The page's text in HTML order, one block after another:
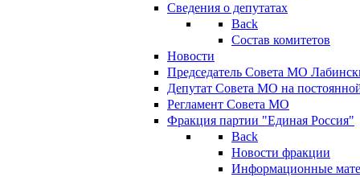
Сведения о депутатах
Back
Состав комитетов
Новости
Председатель Совета МО
Депутат Совета МО на
Регламент Совета МО
Фракция партии "Единая Россия"
Back
Новости фракции
Информационные